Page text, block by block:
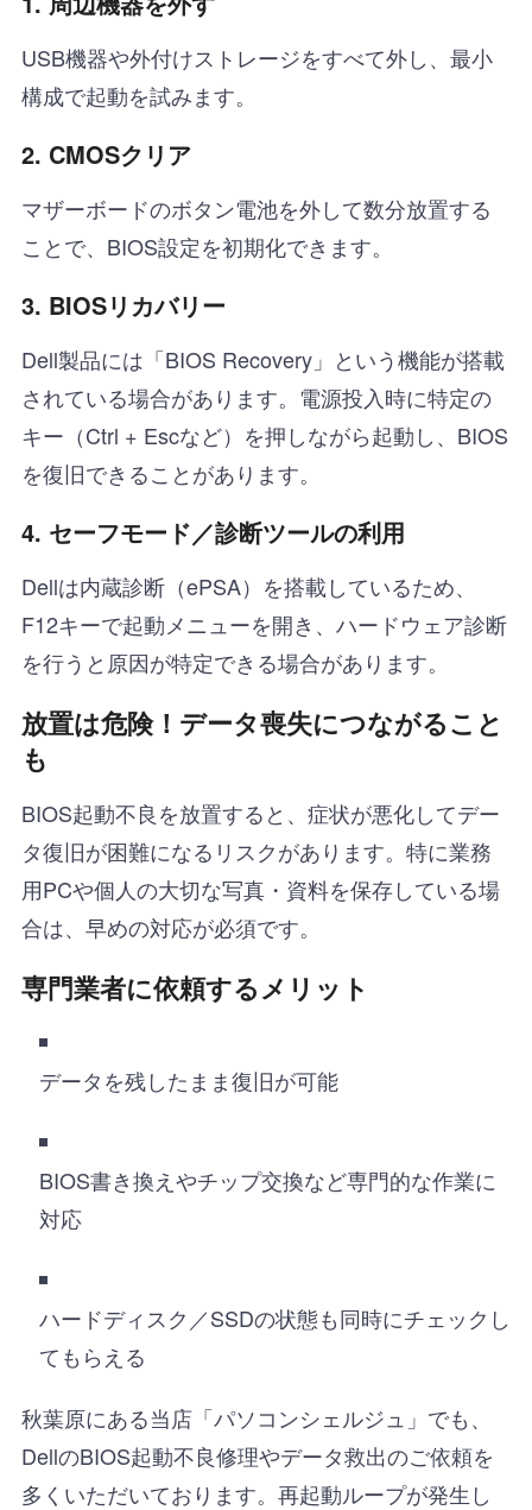
USB機器や外付けストレージをすべて外し、最小
構成で起動を試みます。
2. CMOSクリア
マザーボードのボタン電池を外して数分放置する
ことで、BIOS設定を初期化できます。
3. BIOSリカバリー
Dell製品には「BIOS Recovery」という機能が搭載
されている場合があります。電源投入時に特定の
キー（Ctrl + Escなど）を押しながら起動し、BIOS
を復旧できることがあります。
4. セーフモード／診断ツールの利用
Dellは内蔵診断（ePSA）を搭載しているため、
F12キーで起動メニューを開き、ハードウェア診断
を行うと原因が特定できる場合があります。
放置は危険！データ喪失につながること
も
BIOS起動不良を放置すると、症状が悪化してデー
タ復旧が困難になるリスクがあります。特に業務
用PCや個人の大切な写真・資料を保存している場
合は、早めの対応が必須です。
専門業者に依頼するメリット
データを残したまま復旧が可能
BIOS書き換えやチップ交換など専門的な作業に
対応
ハードディスク／SSDの状態も同時にチェックし
てもらえる
秋葉原にある当店「パソコンシェルジュ」でも、
DellのBIOS起動不良修理やデータ救出のご依頼を
多くいただいております。再起動ループが発生し